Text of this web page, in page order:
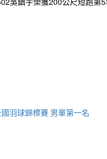
羽球錦標賽 男單第一名